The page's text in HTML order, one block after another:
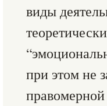
виды
при этом не